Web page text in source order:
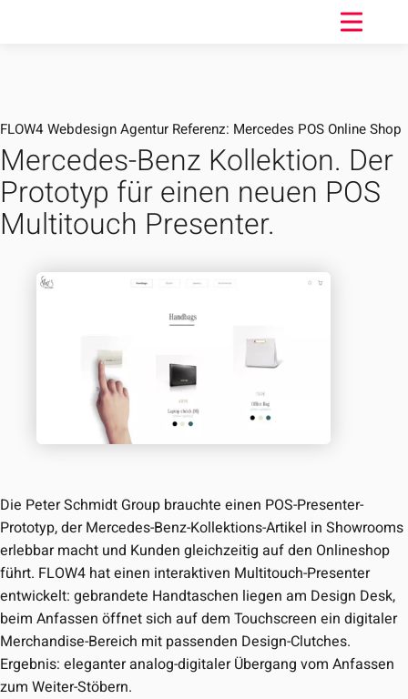
FLOW4 Webdesign Agentur Referenz: Mercedes POS Online Shop
Mercedes-Benz Kollektion. Der
Prototyp für einen neuen POS
Multitouch Presenter.
Die Peter Schmidt Group brauchte einen POS-Presenter-
Prototyp, der Mercedes-Benz-Kollektions-Artikel in Showrooms
erlebbar macht und Kunden gleichzeitig auf den Onlineshop
führt. FLOW4 hat einen interaktiven Multitouch-Presenter
entwickelt: gebrandete Handtaschen liegen am Design Desk,
beim Anfassen öffnet sich auf dem Touchscreen ein digitaler
Merchandise-Bereich mit passenden Design-Clutches.
Ergebnis: eleganter analog-digitaler Übergang vom Anfassen
zum Weiter-Stöbern.